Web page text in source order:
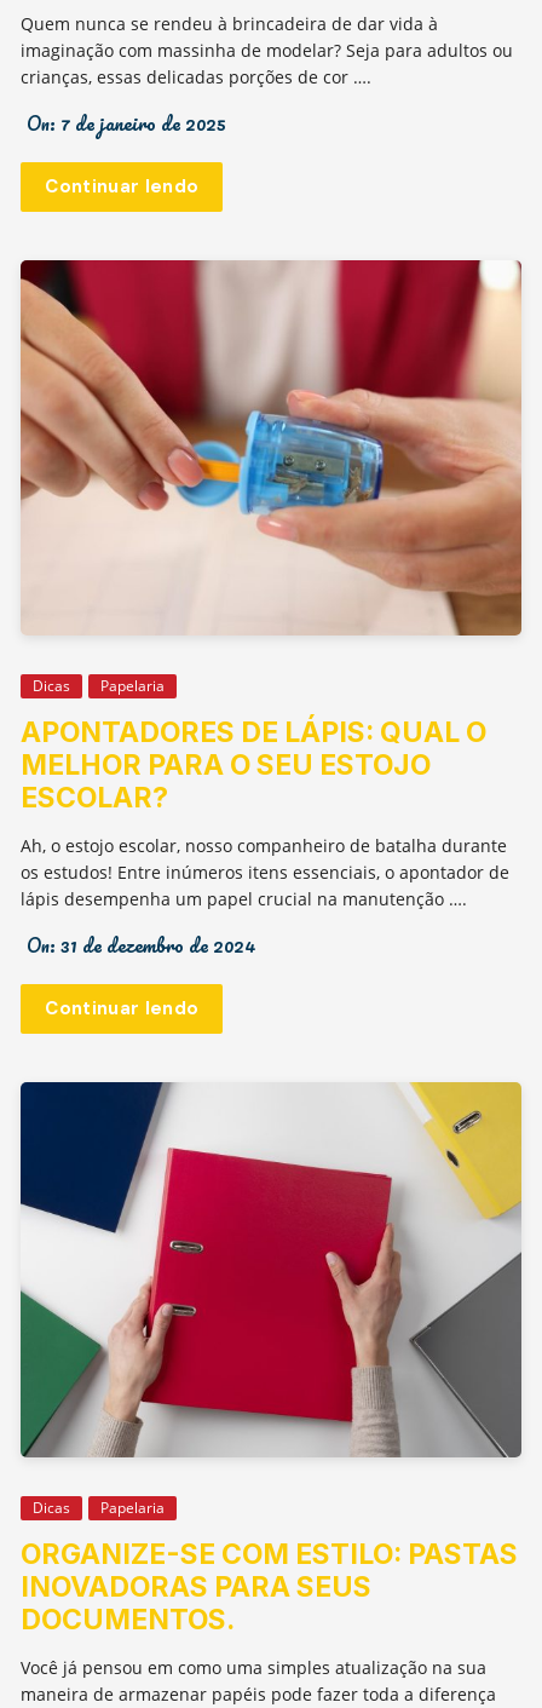
Quem nunca se rendeu à brincadeira de dar vida à
imaginação com massinha de modelar? Seja para adultos ou
crianças, essas delicadas porções de cor ….
On: 7 de janeiro de 2025
Continuar lendo
Dicas Papelaria
APONTADORES DE LÁPIS: QUAL O
MELHOR PARA O SEU ESTOJO
ESCOLAR?
Ah, o estojo escolar, nosso companheiro de batalha durante
os estudos! Entre inúmeros itens essenciais, o apontador de
lápis desempenha um papel crucial na manutenção ….
On:31 de dezembro de 2024
Continuar lendo
Dicas Papelaria
ORGANIZE-SE COM ESTILO: PASTAS
INOVADORAS PARA SEUS
DOCUMENTOS.
Você já pensou em como uma simples atualização na sua
maneira de armazenar papéis pode fazer toda a diferença